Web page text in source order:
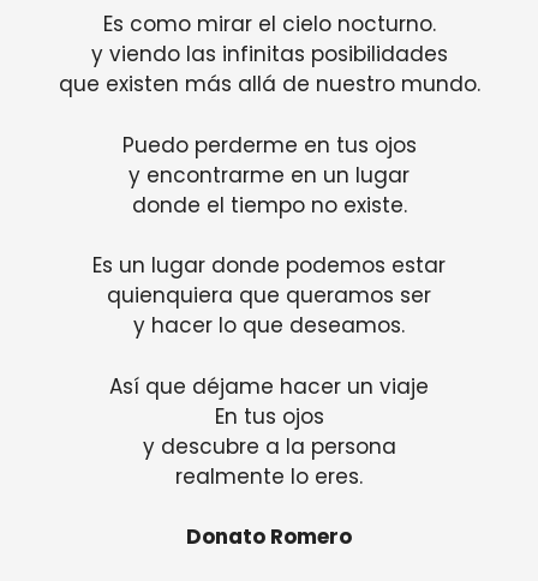
Es como mirar el cielo nocturno.
y viendo las infinitas posibilidades
que existen más allá de nuestro mundo.
Puedo perderme en tus ojos
y encontrarme en un lugar
donde el tiempo no existe.
Es un lugar donde podemos estar
quienquiera que queramos ser
y hacer lo que deseamos.
Así que déjame hacer un viaje
En tus ojos
y descubre a la persona
realmente lo eres.
Donato Romero